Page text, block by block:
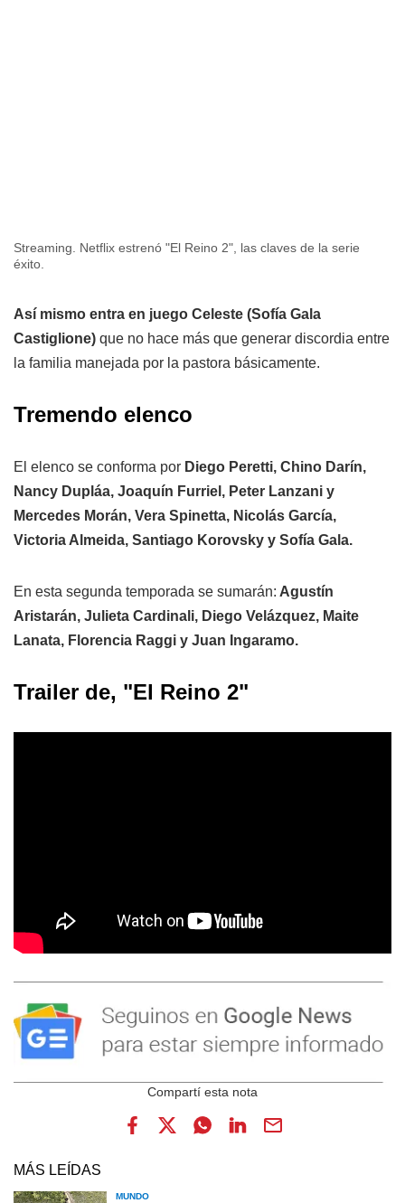
Streaming. Netflix estrenó "El Reino 2", las claves de la serie
éxito.
Así mismo entra en juego Celeste (Sofía Gala
Castiglione) que no hace más que generar discordia entre
la familia manejada por la pastora básicamente.
Tremendo elenco
El elenco se conforma por Diego Peretti, Chino Darín,
Nancy Dupláa, Joaquín Furriel, Peter Lanzani y
Mercedes Morán, Vera Spinetta, Nicolás García,
Victoria Almeida, Santiago Korovsky y Sofía Gala.
En esta segunda temporada se sumarán: Agustín
Aristarán, Julieta Cardinali, Diego Velázquez, Maite
Lanata, Florencia Raggi y Juan Ingaramo.
Trailer de, "El Reino 2"
MÁS LEÍDAS
MUNDO